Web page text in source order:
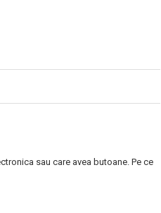
sau care avea butoane. Pe ce